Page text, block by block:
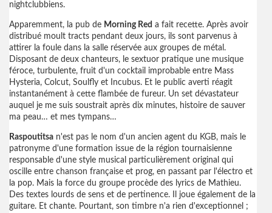
nightclubbiens.
Apparemment, la pub de Morning Red a fait recette. Après avoir
distribué moult tracts pendant deux jours, ils sont parvenus à
attirer la foule dans la salle réservée aux groupes de métal.
Disposant de deux chanteurs, le sextuor pratique une musique
féroce, turbulente, fruit d'un cocktail improbable entre Mass
Hysteria, Colcut, Soulfly et Incubus. Et le public averti réagit
instantanément à cette flambée de fureur. Un set dévastateur
auquel je me suis soustrait après dix minutes, histoire de sauver
ma peau… et mes tympans…
Raspoutitsa n'est pas le nom d'un ancien agent du KGB, mais le
patronyme d'une formation issue de la région tournaisienne
responsable d'une style musical particulièrement original qui
oscille entre chanson française et prog, en passant par l'électro et
la pop. Mais la force du groupe procède des lyrics de Mathieu.
Des textes lourds de sens et de pertinence. Il joue également de la
guitare. Et chante. Pourtant, son timbre n'a rien d'exceptionnel ;